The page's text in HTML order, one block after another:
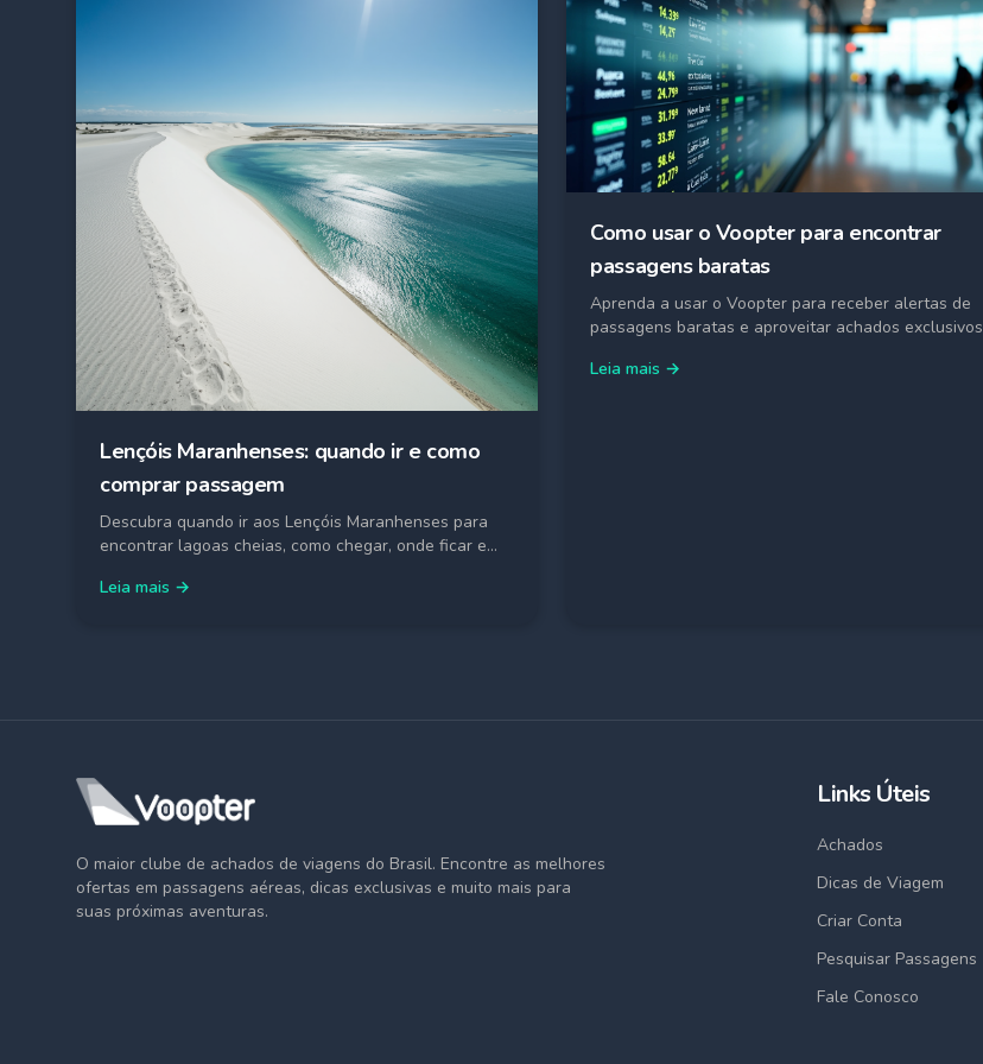
Lençóis Maranhenses: quando ir e como
comprar passagem
Descubra quando ir aos Lençóis Maranhenses para
encontrar lagoas cheias, como chegar, onde ficar e
Leia mais →
Como usar o Voopter para encontrar
passagens baratas
Aprenda a usar o Voopter para receber alertas de
passagens baratas e aproveitar achados exclusivos
Leia mais →
O maior clube de achados de viagens do Brasil. Encontre as melhores
ofertas em passagens aéreas, dicas exclusivas e muito mais para
suas próximas aventuras.
Links Úteis
Achados
Dicas de Viagem
Criar Conta
Pesquisar Passagens
Fale Conosco